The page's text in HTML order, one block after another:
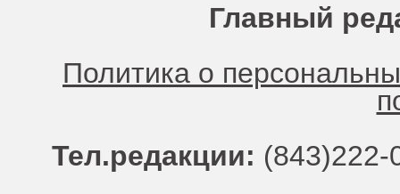
Главный
Политика о
Тел.редакции: